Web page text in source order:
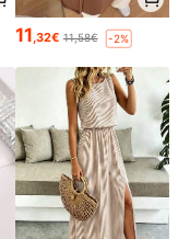
11,32€ 11,58€ -2%